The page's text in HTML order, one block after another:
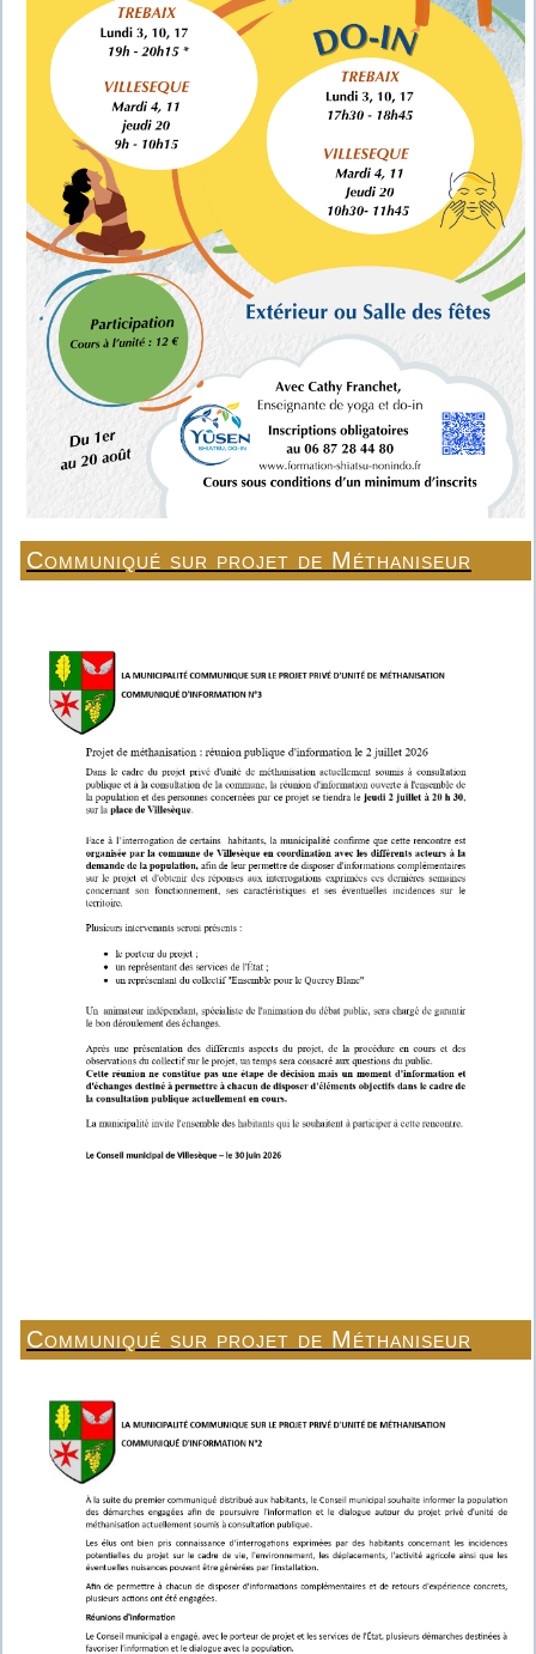
Communiqué sur projet de Méthaniseur
Communiqué sur projet de Méthaniseur